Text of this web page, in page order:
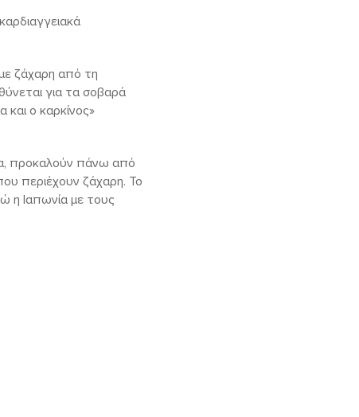
ζάχαρη από τη
για τα σοβαρά
ο καρκίνος»
προκαλούν πάνω από
περιέχουν ζάχαρη. Το
η Ιαπωνία με τους